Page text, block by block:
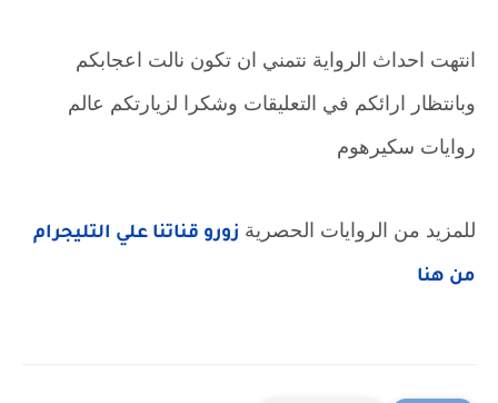
انتهت احداث الرواية نتمني ان تكون نالت اعجابكم
وبانتظار ارائكم في التعليقات وشكرا لزيارتكم عالم
روايات سكيرهوم
للمزيد من الروايات الحصرية
من هنا